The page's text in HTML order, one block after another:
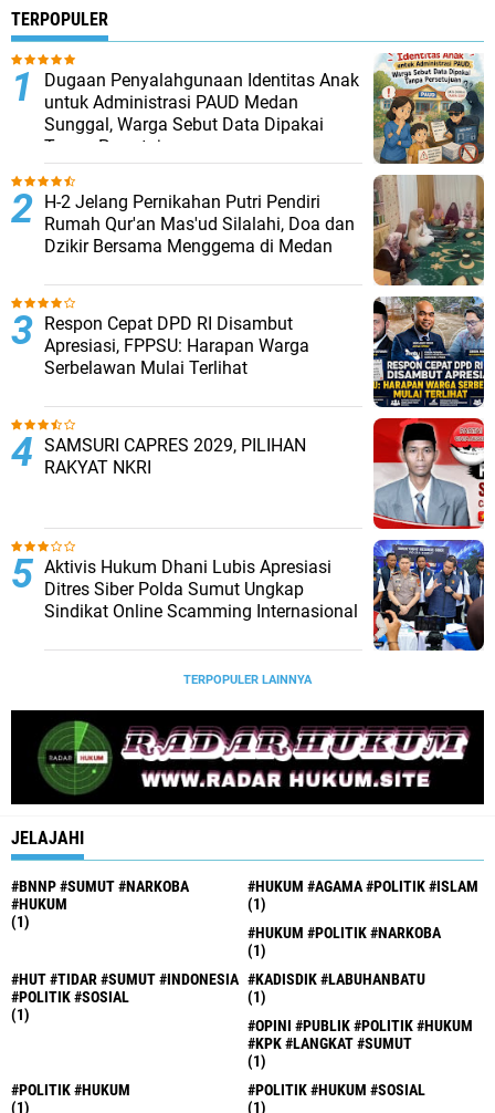
TERPOPULER
Dugaan Penyalahgunaan Identitas Anak
untuk Administrasi PAUD Medan
Sunggal, Warga Sebut Data Dipakai
Tanpa Persetujuan
H-2 Jelang Pernikahan Putri Pendiri
Rumah Qur'an Mas'ud Silalahi, Doa dan
Dzikir Bersama Menggema di Medan
Respon Cepat DPD RI Disambut
Apresiasi, FPPSU: Harapan Warga
Serbelawan Mulai Terlihat
SAMSURI CAPRES 2029, PILIHAN
RAKYAT NKRI
Aktivis Hukum Dhani Lubis Apresiasi
Ditres Siber Polda Sumut Ungkap
Sindikat Online Scamming Internasional
TERPOPULER LAINNYA
JELAJAHI
#BNNP #SUMUT #NARKOBA
#HUKUM
(1)
#HUKUM #AGAMA #POLITIK #ISLAM
(1)
#HUKUM #POLITIK #NARKOBA
(1)
#HUT #TIDAR #SUMUT #INDONESIA
#POLITIK #SOSIAL
(1)
#KADISDIK #LABUHANBATU
(1)
#OPINI #PUBLIK #POLITIK #HUKUM
#KPK #LANGKAT #SUMUT
(1)
#POLITIK #HUKUM
(1)
#POLITIK #HUKUM #SOSIAL
(1)